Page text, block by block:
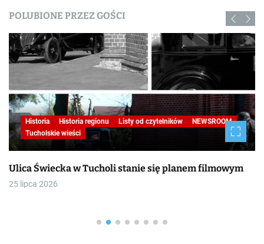
POLUBIONE PRZEZ GOŚCI
Historia Historia regionu Listy od czytelników
NEWSROOM
Tucholskie wieści
Ulica Świecka w Tucholi stanie się planem filmowym
25 lipca 2026